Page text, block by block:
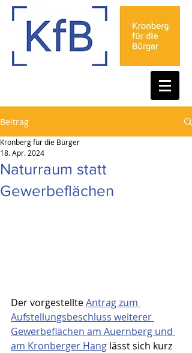
Beitrag
Naturraum statt
Gewerbeflächen
Kronberg für die Bürger
18. Apr. 2024
Der vorgestellte Antrag zum
Aufstellungsbeschluss weiterer
Gewerbeflächen am Auernberg und
am Kronberger Hang lässt sich kurz